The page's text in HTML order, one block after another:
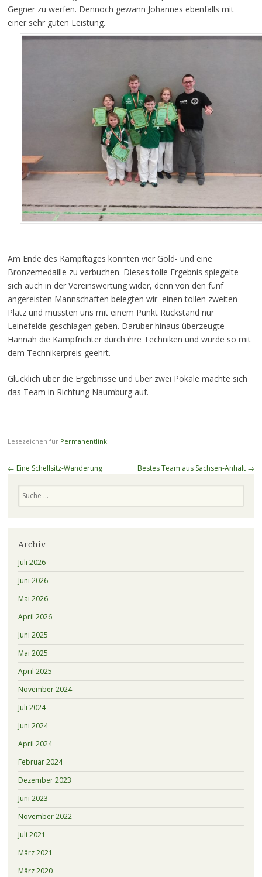
Gegner zu werfen. Dennoch gewann Johannes ebenfalls mit
einer sehr guten Leistung.
Am Ende des Kampftages konnten vier Gold- und eine
Bronzemedaille zu verbuchen. Dieses tolle Ergebnis spiegelte
sich auch in der Vereinswertung wider, denn von den fünf
angereisten Mannschaften belegten wir einen tollen zweiten
Platz und mussten uns mit einem Punkt Rückstand nur
Leinefelde geschlagen geben. Darüber hinaus überzeugte
Hannah die Kampfrichter durch ihre Techniken und wurde so mit
dem Technikerpreis geehrt.
Glücklich über die Ergebnisse und über zwei Pokale machte sich
das Team in Richtung Naumburg auf.
Lesezeichen für Permanentlink.
Beitragsnavigation
← Eine Schellsitz-Wanderung Bestes Team aus Sachsen-Anhalt →
Archiv
Juli 2026
Juni 2026
Mai 2026
April 2026
Juni 2025
Mai 2025
April 2025
November 2024
Juli 2024
Juni 2024
April 2024
Februar 2024
Dezember 2023
Juni 2023
November 2022
Juli 2021
März 2021
März 2020